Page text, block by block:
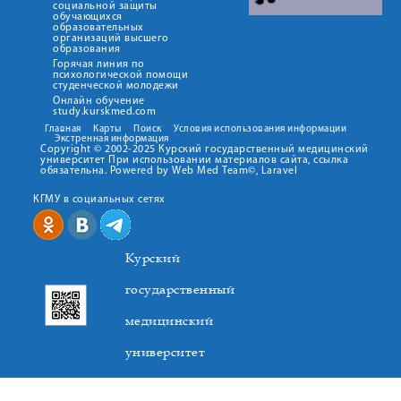
социальной защиты
обучающихся
образовательных
организаций высшего
образования
Горячая линия по
психологической помощи
студенческой молодежи
Онлайн обучение
study.kurskmed.com
Главная Карты Поиск
Условия использования информации
Экстренная информация
Copyright © 2002-2025 Курский государственный медицинский
университет При использовании материалов сайта, ссылка
обязательна. Powered by Web Med Team©, Laravel
КГМУ в социальных сетях
Курский
государственный
медицинский
университет